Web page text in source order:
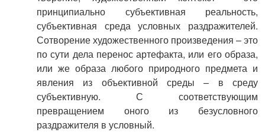
принципиально субъективная реальность,
субъективная среда условных раздражителей.
Сотворение художественного произведения – это
по сути дела перенос артефакта, или его образа,
или же образа любого природного предмета и
явления из объективной среды – в среду
субъективную. С соответствующим
превращением оного из безусловного
раздражителя в условный.